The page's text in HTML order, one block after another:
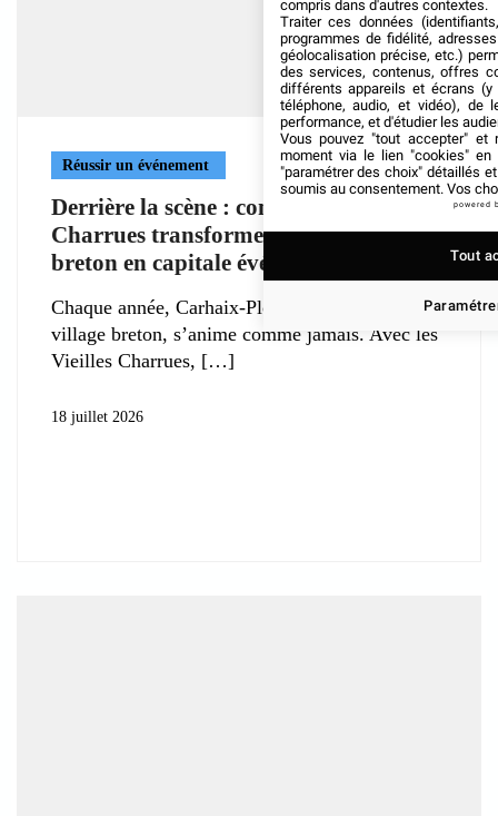
Réussir un événement
Derrière la scène : comment les Vieilles
Charrues transforment un village
breton en capitale événementielle ?
Chaque année, Carhaix-Plouguer, paisible
village breton, s’anime comme jamais. Avec les
Vieilles Charrues,
18 juillet 2026
compris dans d'autres contextes.
Traiter ces données
programmes de fidélité,
géolocalisation précise, etc.)
des services, contenus, offres
différents appareils et écrans (y
téléphone, audio, et vidéo), de
performance, et d'étudier les
Vous pouvez "tout accepter" et
moment via le lien "cookies" en
"paramétrer des choix" détaillés
soumis au consentement. Vos
powered
Tout